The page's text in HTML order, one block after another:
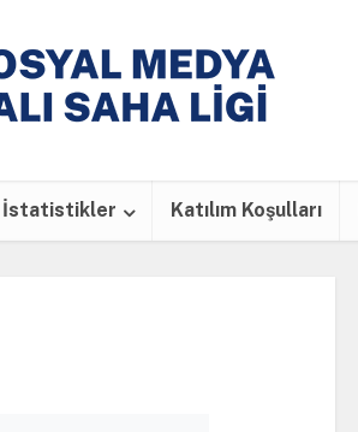
İstatistikler Katılım Koşulları